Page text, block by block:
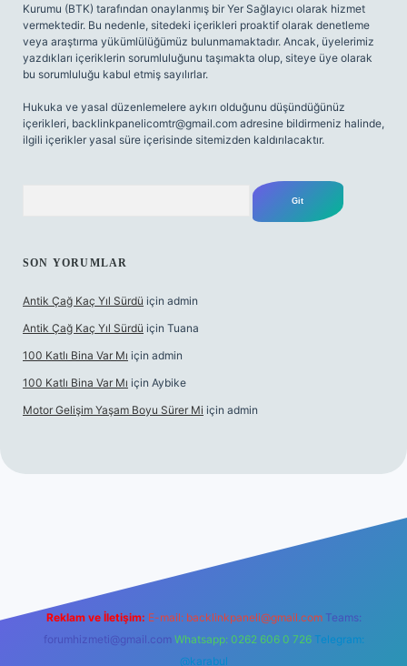
Kurumu (BTK) tarafından onaylanmış bir Yer Sağlayıcı olarak hizmet
vermektedir. Bu nedenle, sitedeki içerikleri proaktif olarak denetleme
veya araştırma yükümlülüğümüz bulunmamaktadır. Ancak, üyelerimiz
yazdıkları içeriklerin sorumluluğunu taşımakta olup, siteye üye olarak
bu sorumluluğu kabul etmiş sayılırlar.
Hukuka ve yasal düzenlemelere aykırı olduğunu düşündüğünüz
içerikleri, backlinkpanelicomtr@gmail.com adresine bildirmeniz halinde,
ilgili içerikler yasal süre içerisinde sitemizden kaldırılacaktır.
SON YORUMLAR
Antik Çağ Kaç Yıl Sürdü için admin
Antik Çağ Kaç Yıl Sürdü için Tuana
100 Katlı Bina Var Mı için admin
100 Katlı Bina Var Mı için Aybike
Motor Gelişim Yaşam Boyu Sürer Mi için admin
Reklam ve İletişim: E-mail: backlinkpaneli@gmail.com Teams:
forumhizmeti@gmail.com Whatsapp: 0262 606 0 726 Telegram:
@karabul